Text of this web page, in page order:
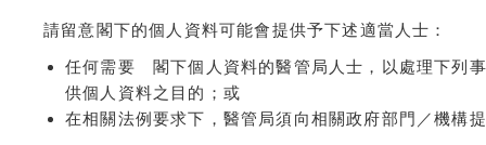
請留意閣下的個人資料可能會提供予下述適當人士：
任何需要 閣下個人資料的醫管局人士，以處理下列
供個人資料之目的；或
在相關法例要求下，醫管局須向相關政府部門／機構